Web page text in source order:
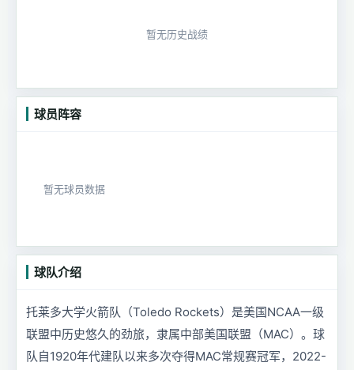
暂无历史战绩
球员阵容
暂无球员数据
球队介绍
托莱多大学火箭队（Toledo Rockets）是美国NCAA一级
联盟中历史悠久的劲旅，隶属中部美国联盟（MAC）。球
队自1920年代建队以来多次夺得MAC常规赛冠军，2022-